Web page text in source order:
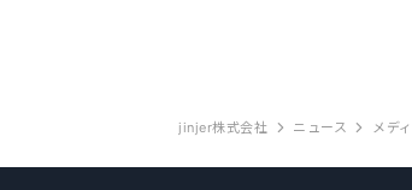
jinjer株式会社 ニュース メデ